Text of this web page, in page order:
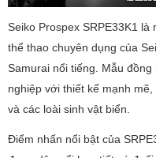
Seiko Prospex SRPE33K1
thể thao chuyên dụng của
Samurai nổi tiếng. Mẫu
nghiệp với thiết kế mạnh
và các loài sinh vật biển.
Điểm nhấn nổi bật của